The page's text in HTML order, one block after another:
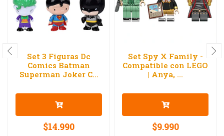
Set 3 Figuras Dc
Comics Batman
Superman Joker C...
$14.990
Set Spy X Family -
Compatible con LEGO
| Anya, ...
$9.990